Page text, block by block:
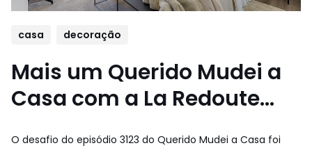
casa decoração
Mais um Querido Mudei a
Casa com a La Redoute...
O desafio do episódio 3123 do Querido Mudei a Casa foi